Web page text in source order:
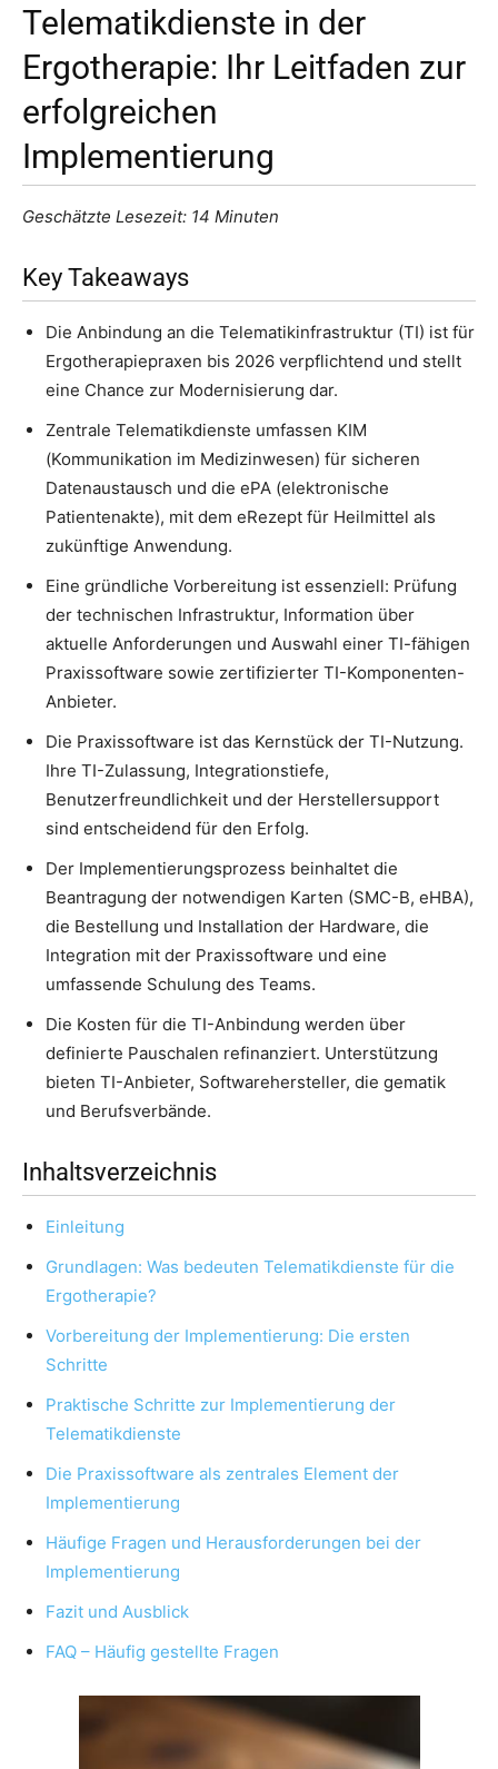
Telematikdienste in der
Ergotherapie: Ihr Leitfaden zur
erfolgreichen
Implementierung
Geschätzte Lesezeit: 14 Minuten
Key Takeaways
Die Anbindung an die Telematikinfrastruktur (TI) ist für
Ergotherapiepraxen bis 2026 verpflichtend und stellt
eine Chance zur Modernisierung dar.
Zentrale Telematikdienste umfassen KIM
(Kommunikation im Medizinwesen) für sicheren
Datenaustausch und die ePA (elektronische
Patientenakte), mit dem eRezept für Heilmittel als
zukünftige Anwendung.
Eine gründliche Vorbereitung ist essenziell: Prüfung
der technischen Infrastruktur, Information über
aktuelle Anforderungen und Auswahl einer TI-fähigen
Praxissoftware sowie zertifizierter TI-Komponenten-
Anbieter.
Die Praxissoftware ist das Kernstück der TI-Nutzung.
Ihre TI-Zulassung, Integrationstiefe,
Benutzerfreundlichkeit und der Herstellersupport
sind entscheidend für den Erfolg.
Der Implementierungsprozess beinhaltet die
Beantragung der notwendigen Karten (SMC-B, eHBA),
die Bestellung und Installation der Hardware, die
Integration mit der Praxissoftware und eine
umfassende Schulung des Teams.
Die Kosten für die TI-Anbindung werden über
definierte Pauschalen refinanziert. Unterstützung
bieten TI-Anbieter, Softwarehersteller, die gematik
und Berufsverbände.
Inhaltsverzeichnis
Einleitung
Grundlagen: Was bedeuten Telematikdienste für die
Ergotherapie?
Vorbereitung der Implementierung: Die ersten
Schritte
Praktische Schritte zur Implementierung der
Telematikdienste
Die Praxissoftware als zentrales Element der
Implementierung
Häufige Fragen und Herausforderungen bei der
Implementierung
Fazit und Ausblick
FAQ – Häufig gestellte Fragen